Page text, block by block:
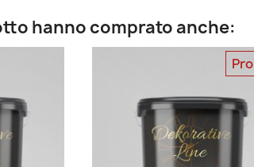
hanno comprato anche: